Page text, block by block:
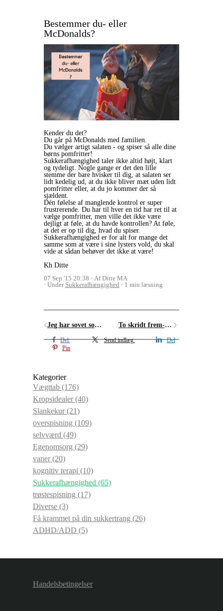
Bestemmer du- eller
McDonalds?
Kender du det?
Du går på McDonalds med familien.
Du vælger artigt salaten - og spiser så alle dine
børns pomfritter!
Sukkerafhængighed taler ikke altid højt, klart
og tydeligt. Nogle gange er det den lille
stemme der bare hvisker til dig, at salaten ser
lidt kedelig ud, at du ikke bliver mæt uden lidt
pomfritter eller, at du jo kommer der så
sjældent.
Dén følelse af manglende kontrol er super
frustrerende. Du har til hver en tid har ret til at
vælge pomfritter, men ville det ikke være
dejligt at føle, at du havde kontrollen? At føle,
at det er op til dig, hvad du spiser.
Sukkerafhængighed er for alt for mange det
samme som at være i sine lysters vold, du skal
vide at sådan behøver det ikke at være!
Kh Ditte
07 Sep '15 20:38
Af Ditte MA
Under Sukkerafhængighed 1 min læsning
Jeg har sovet som en baby- og ikke på den gode måde To skridt frem- og et tilbage
Del Send indlæg
Del
Pin
Kategorier
Vægttab (176)
Kropsidealer(40)
Slankekur(21)
overspisning (109)
selvværd (49)
Egenomsorg (29)
vaner(20)
kognitiv terapi (10)
Sukkerafhængighed (65)
trøstespisning (17)
Diverse (3)
Få krammet på din sukkertrang (26)
ADHD/ADD (5)
Handelsbetingelser